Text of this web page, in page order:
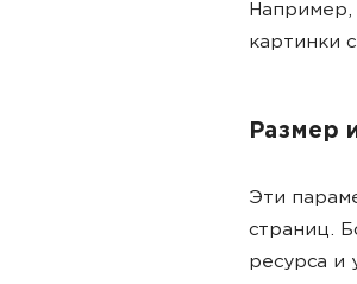
Например,
картинки
Размер
Эти
страниц.
ресурса и